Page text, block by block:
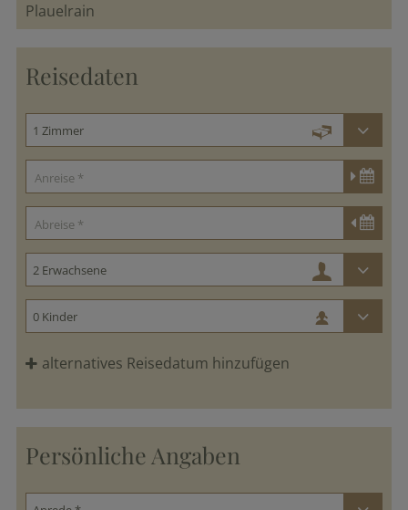
Plauelrain
Reisedaten
alternatives Reisedatum hinzufügen
Persönliche Angaben